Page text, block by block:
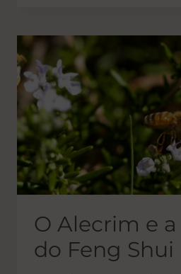
E
PILARES
O Alecrim e
do Feng Shui